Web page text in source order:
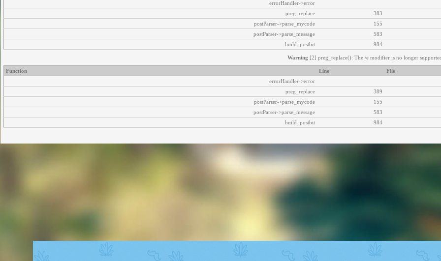
errorHandler->error
383
preg_replace
155
postParser->parse_mycode
583
postParser->parse_message
984
build_postbit
Warning [2] preg_replace(): The /e modifier is no longer
File
Line
Function
errorHandler->error
389
preg_replace
155
postParser->parse_mycode
583
postParser->parse_message
984
build_postbit